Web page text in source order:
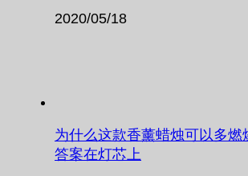
2020/05/18
为什么这款香薰蜡烛可以多燃
答案在灯芯上